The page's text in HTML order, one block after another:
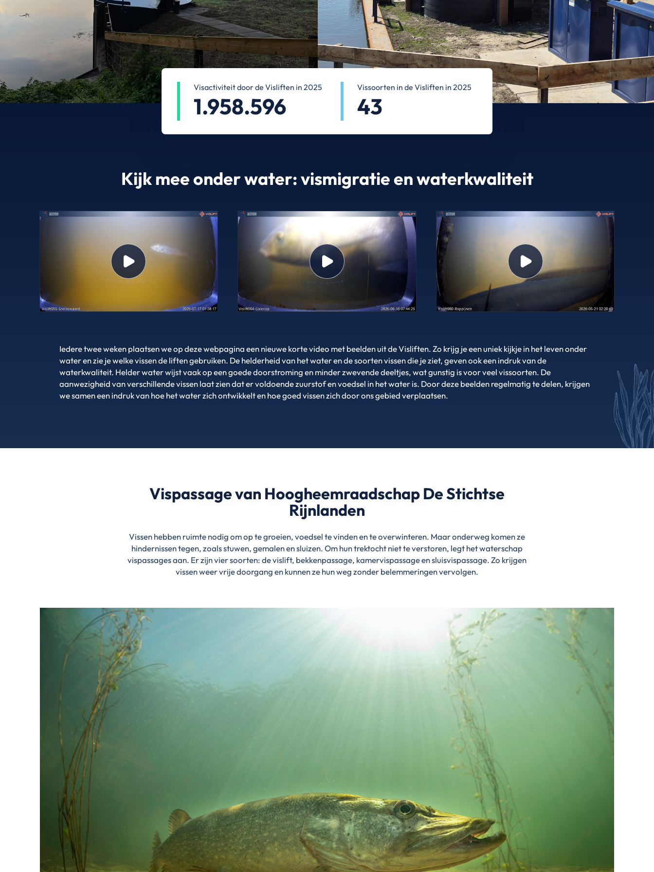
Visactiviteit door de Visliften in 2025
1.958.596
Vissoorten in de Visliften in 2025
43
Kijk mee onder water: vismigratie en waterkwaliteit
Iedere twee weken plaatsen we op deze webpagina een nieuwe korte video met beelden uit de Visliften. Zo krijg je een uniek kijkje in het leven onder
water en zie je welke vissen de liften gebruiken. De helderheid van het water en de soorten vissen die je ziet, geven ook een indruk van de
waterkwaliteit. Helder water wijst vaak op een goede doorstroming en minder zwevende deeltjes, wat gunstig is voor veel vissoorten. De
aanwezigheid van verschillende vissen laat zien dat er voldoende zuurstof en voedsel in het water is. Door deze beelden regelmatig te delen, krijgen
we samen een indruk van hoe het water zich ontwikkelt en hoe goed vissen zich door ons gebied verplaatsen.
Vispassage van Hoogheemraadschap De Stichtse
Rijnlanden
Vissen hebben ruimte nodig om op te groeien, voedsel te vinden en te overwinteren. Maar onderweg komen ze
hindernissen tegen, zoals stuwen, gemalen en sluizen. Om hun trektocht niet te verstoren, legt het waterschap
vispassages aan. Er zijn vier soorten: de vislift, bekkenpassage, kamervispassage en sluisvispassage. Zo krijgen
vissen weer vrije doorgang en kunnen ze hun weg zonder belemmeringen vervolgen.